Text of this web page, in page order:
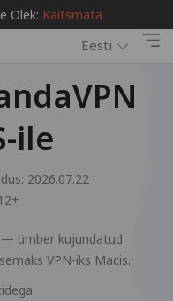
Olek: Kaitsmata
Eesti
ile
2026.07.22
ümber kujundatud
VPN-iks Macis.